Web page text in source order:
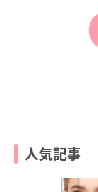
人気記事